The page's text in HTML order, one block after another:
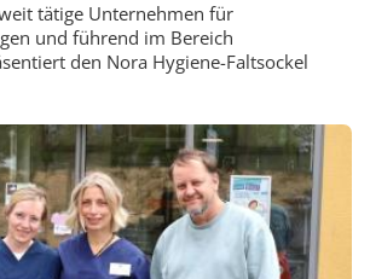
tätige Unternehmen für
und führend im Bereich
den Nora Hygiene-Faltsockel